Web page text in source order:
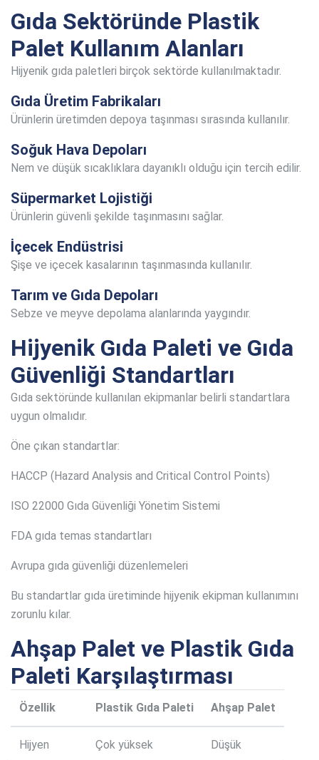
Gıda Sektöründe Plastik
Palet Kullanım Alanları
Hijyenik gıda paletleri birçok sektörde kullanılmaktadır.
Gıda Üretim Fabrikaları
Ürünlerin üretimden depoya taşınması sırasında kullanılır.
Soğuk Hava Depoları
Nem ve düşük sıcaklıklara dayanıklı olduğu için tercih edilir.
Süpermarket Lojistiği
Ürünlerin güvenli şekilde taşınmasını sağlar.
İçecek Endüstrisi
Şişe ve içecek kasalarının taşınmasında kullanılır.
Tarım ve Gıda Depoları
Sebze ve meyve depolama alanlarında yaygındır.
Hijyenik Gıda Paleti ve Gıda
Güvenliği Standartları
Gıda sektöründe kullanılan ekipmanlar belirli standartlara
uygun olmalıdır.
Öne çıkan standartlar:
HACCP (Hazard Analysis and Critical Control Points)
ISO 22000 Gıda Güvenliği Yönetim Sistemi
FDA gıda temas standartları
Avrupa gıda güvenliği düzenlemeleri
Bu standartlar gıda üretiminde hijyenik ekipman kullanımını
zorunlu kılar.
Ahşap Palet ve Plastik Gıda
Paleti Karşılaştırması
Özellik Plastik Gıda Paleti Ahşap Palet
Hijyen Çok yüksek Düşük